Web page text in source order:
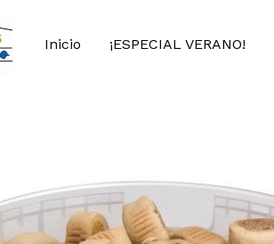
Inicio ¡ESPECIAL VERANO!